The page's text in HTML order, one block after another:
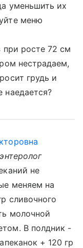
уменьшить их
меню
при росте 72 см
нестрадаем,
грудь и
не
меняем на
сливочного
молочной
В полдник -
+ 120 гр